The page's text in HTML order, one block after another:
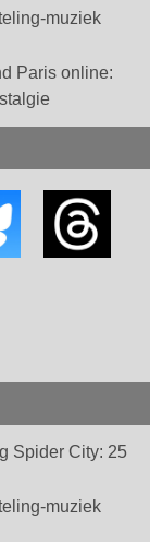
muziek
Paris online:
Spider City: 25
muziek